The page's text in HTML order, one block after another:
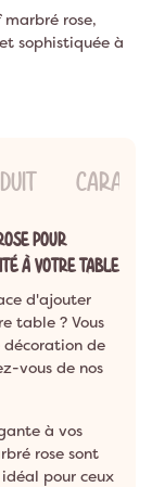
rose,
sophistiquée à
POUR
À VOTRE TABLE
d'ajouter
table ? Vous
décoration de
vous de nos
à vos
rose sont
idéal pour ceux